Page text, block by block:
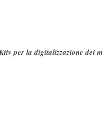
per la digitalizzazione dei